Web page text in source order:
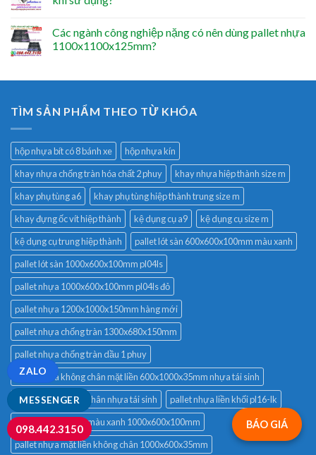
Các ngành công nghiệp nặng có nên dùng pallet nhựa
1100x1100x125mm?
TÌM SẢN PHẨM THEO TỪ KHÓA
hộp nhựa bít có 8 bánh xe
hộp nhựa kín
khay nhựa chống tràn hóa chất 2 phuy
khay nhựa hiệp thành size m
khay phụ tùng a6
khay phụ tùng hiệp thành trung size m
khay đựng ốc vít hiệp thành
kệ dụng cụ a9
kệ dụng cụ size m
kệ dụng cụ trung hiệp thành
pallet lót sàn 600x600x100mm màu xanh
pallet lót sàn 1000x600x100mm pl04ls
pallet nhựa 1000x600x100mm pl04ls đỏ
pallet nhựa 1200x1000x150mm hàng mới
pallet nhựa chống tràn 1300x680x150mm
pallet nhựa chống tràn dầu 1 phuy
pallet nhựa không chân mặt liền 600x1000x35mm nhựa tái sinh
pallet nhựa không chân nhựa tái sinh
pallet nhựa liền khối pl16-lk
pallet nhựa lót sàn màu xanh 1000x600x100mm
pallet nhựa mặt liền không chân 1000x600x35mm
BÁO GIÁ
MESSENGER
ZALO
098.442.3150